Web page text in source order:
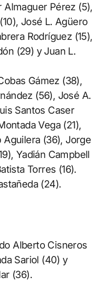
Almaguer Pérez (5),
José L. Agüero
Rodríguez (15),
(29) y Juan L.
Gámez (38),
(56), José A.
Santos Caser
Vega (21),
Aguilera (36), Jorge
Yadián Campbell
Torres (16).
(24).
Alberto Cisneros
Sariol (40) y
(36).